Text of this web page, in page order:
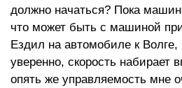
должно начаться? Пока
что может быть с машиной
Ездил на автомобиле к Волге,
уверенно, скорость набирает
опять же управляемость мне